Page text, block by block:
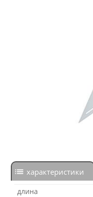
характеристики
длина